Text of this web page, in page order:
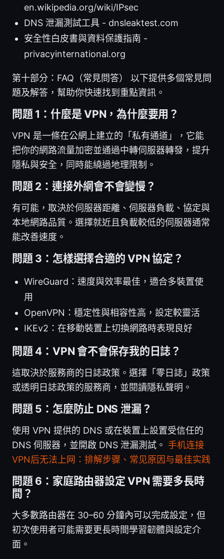
en.wikipedia.org/wiki/IPsec
DNS 泄漏測試工具 - dnsleaktest.com
安全性白皮書與資料保護指南 -
privacyinternational.org
第十部分：FAQ（常見問答） 以下提供多個常見問
題及解答，幫助你快速找到重點資訊。
問題 1：什麼是 VPN，為什麼要用？
VPN 是一條在公網上建立的「私有通道」，它能
把你的網路流量加密並通過中轉伺服器轉發，提升
隱私與安全，同時能繞過地理限制。
問題 2：連接外網會不會變慢？
有可能，取決於伺服器距離、伺服器負載、協定與
本地網路品質。選擇就近且負載較低的伺服器通常
能改善速度。
問題 3：怎樣選擇合適的 VPN 協定？
WireGuard：速度與效率最佳，適合多裝置使
用
OpenVPN：穩定性與相容性高，設定較靈活
IKEv2：在移動裝置上切換網路時表現良好
問題 4：VPN 會不會保存我的日誌？
這取決於服務商的日誌政策。選擇「零日誌」政策
或透明日誌政策的服務商，並閱讀隱私聲明。
問題 5：怎麼防止 DNS 泄漏？
使用 VPN 提供的 DNS 或在裝置上設置受信任的
DNS 伺服器，並開啟 DNS 泄漏測試。 手机连接
VPN后无法上网：排解步骤、常见原因与最佳实践
問題 6：家庭路由器設定 VPN 需要多長時
間？
大多數路由器在 30–60 分鐘內可以完成設定，但
初次使用者可能需要更長時間學習韌體與設定介
面。